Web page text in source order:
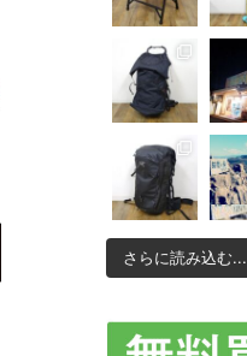
さらに読み込む...